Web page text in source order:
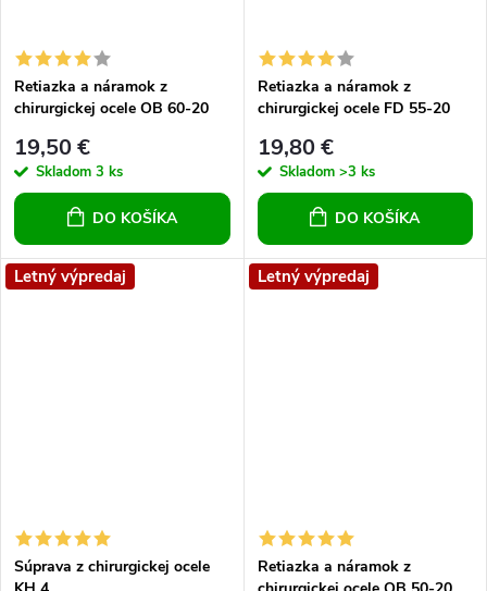
Retiazka a náramok z
chirurgickej ocele OB 60-20
19,50 €
Skladom 3 ks
DO KOŠÍKA
Retiazka a náramok z
chirurgickej ocele FD 55-20
19,80 €
Skladom >3 ks
DO KOŠÍKA
Letný výpredaj
Súprava z chirurgickej ocele
Letný výpredaj
Retiazka a náramok z